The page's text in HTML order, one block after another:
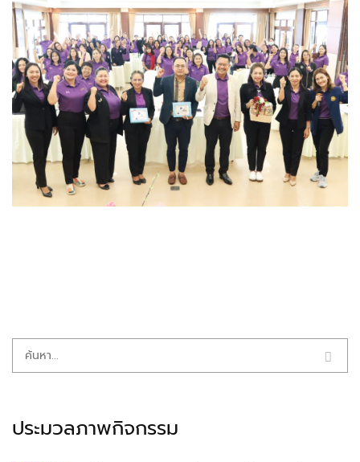
ประมวลภาพกิจกรรม